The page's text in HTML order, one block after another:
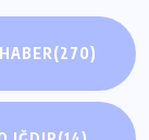
(270)